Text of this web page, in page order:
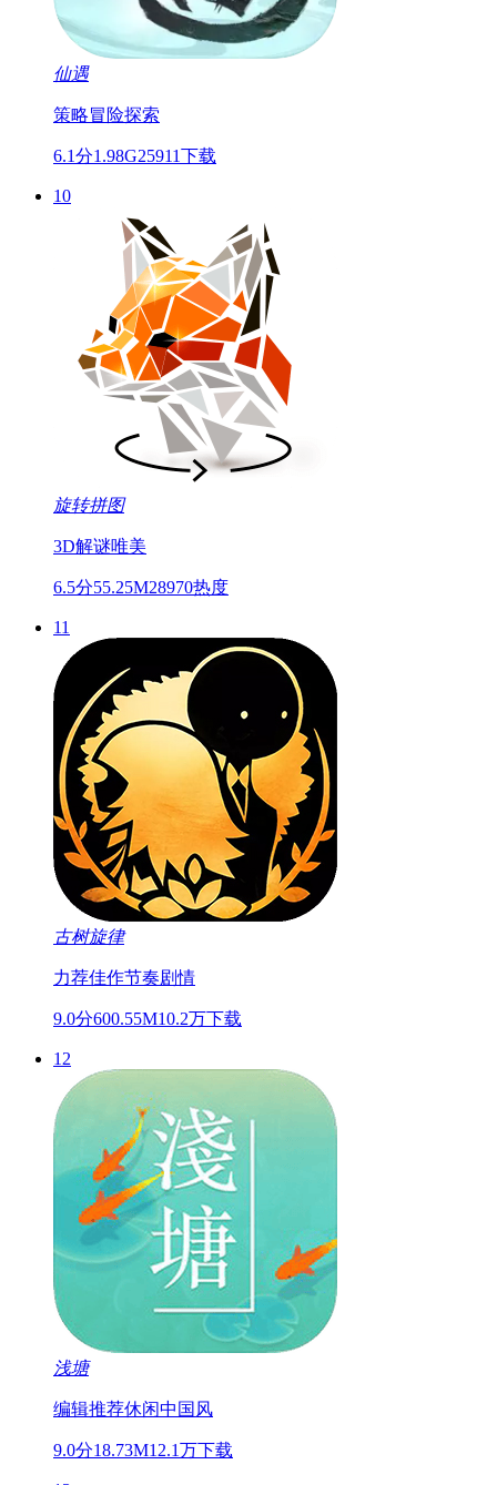
仙遇
策略冒险探索
6.1分1.98G25911下载
10
旋转拼图
3D解谜唯美
6.5分55.25M28970热度
11
古树旋律
力荐佳作节奏剧情
9.0分600.55M10.2万下载
12
浅塘
编辑推荐休闲中国风
9.0分18.73M12.1万下载